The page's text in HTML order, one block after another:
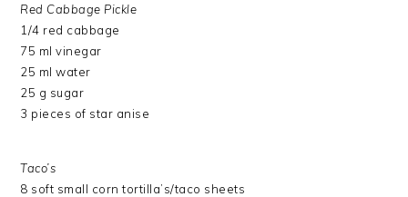
Red Cabbage Pickle
1/4 red cabbage
75 ml vinegar
25 ml water
25 g sugar
3 pieces of star anise
Taco’s
8 soft small corn tortilla’s/taco sheets